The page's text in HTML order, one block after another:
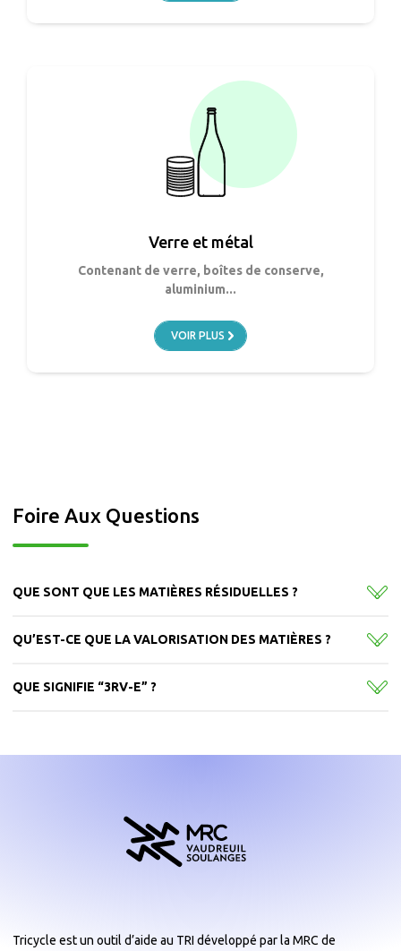
Verre et métal
Contenant de verre, boîtes de conserve,
aluminium...
VOIR PLUS
Foire Aux Questions
QUE SONT QUE LES MATIÈRES RÉSIDUELLES ?
matières produites par les activités humaines, qu’ils
commerciale, ou institutionnelle. Ce sont les
QU’EST-CE QUE LA VALORISATION DES MATIÈRES ?
QUE SIGNIFIE “3RV-E” ?
Tricycle est un outil d’aide au TRI développé par la MRC de